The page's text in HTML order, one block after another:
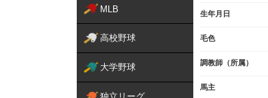
MLB
高校野球
大学野球
生年月日
毛色
調教師（所属）
馬主